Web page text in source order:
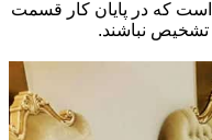
که در پایان کار قسمت
نباشند.